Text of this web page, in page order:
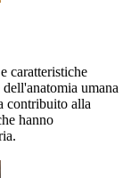
caratteristiche
umana
contribuito alla
hanno